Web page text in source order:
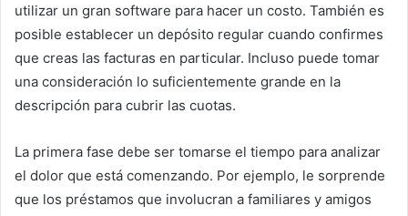
utilizar un gran software para hacer un costo. También es
posible establecer un depósito regular cuando confirmes
que creas las facturas en particular. Incluso puede tomar
una consideración lo suficientemente grande en la
descripción para cubrir las cuotas.
La primera fase debe ser tomarse el tiempo para analizar
el dolor que está comenzando. Por ejemplo, le sorprende
que los préstamos que involucran a familiares y amigos